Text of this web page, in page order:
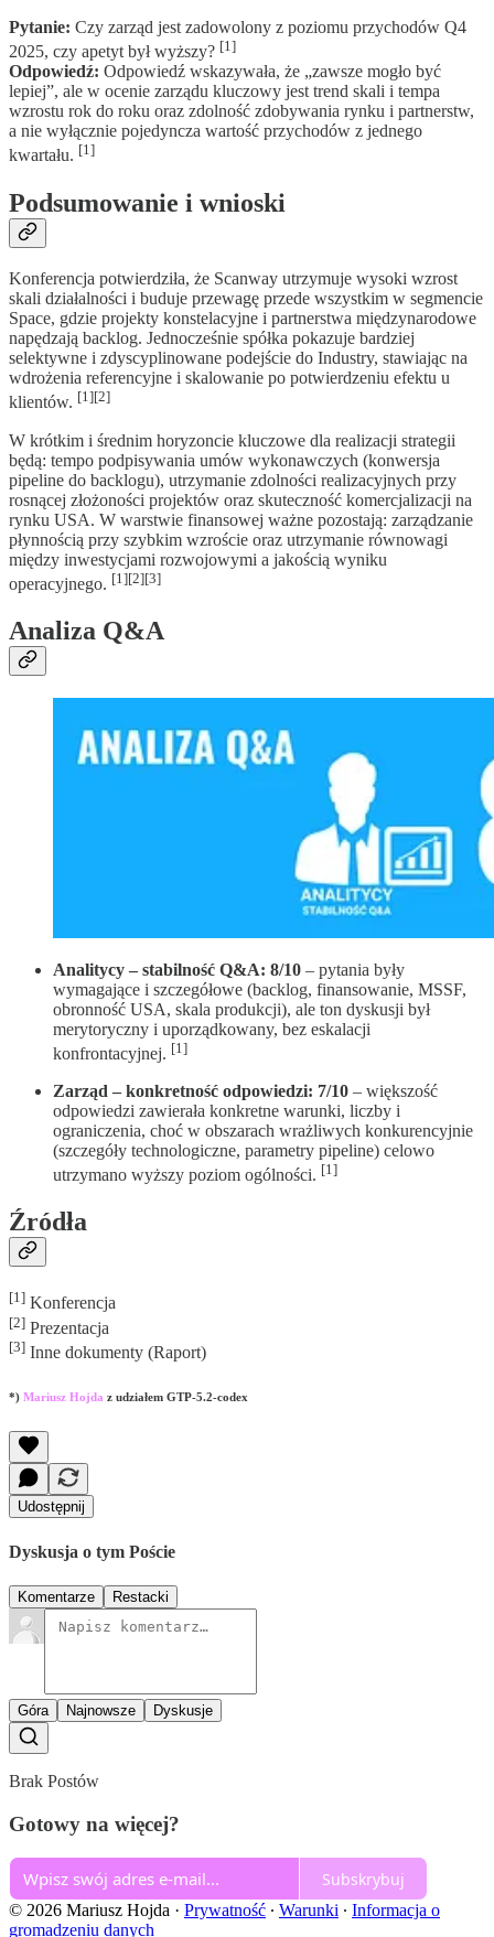
Pytanie: Czy zarząd jest zadowolony z poziomu przychodów Q4
2025, czy apetyt był wyższy? [1]
Odpowiedź: Odpowiedź wskazywała, że „zawsze mogło być
lepiej”, ale w ocenie zarządu kluczowy jest trend skali i tempa
wzrostu rok do roku oraz zdolność zdobywania rynku i partnerstw,
a nie wyłącznie pojedyncza wartość przychodów z jednego
kwartału. [1]
Podsumowanie i wnioski
Konferencja potwierdziła, że Scanway utrzymuje wysoki wzrost
skali działalności i buduje przewagę przede wszystkim w segmencie
Space, gdzie projekty konstelacyjne i partnerstwa międzynarodowe
napędzają backlog. Jednocześnie spółka pokazuje bardziej
selektywne i zdyscyplinowane podejście do Industry, stawiając na
wdrożenia referencyjne i skalowanie po potwierdzeniu efektu u
klientów. [1][2]
W krótkim i średnim horyzoncie kluczowe dla realizacji strategii
będą: tempo podpisywania umów wykonawczych (konwersja
pipeline do backlogu), utrzymanie zdolności realizacyjnych przy
rosnącej złożoności projektów oraz skuteczność komercjalizacji na
rynku USA. W warstwie finansowej ważne pozostają: zarządzanie
płynnością przy szybkim wzroście oraz utrzymanie równowagi
między inwestycjami rozwojowymi a jakością wyniku
operacyjnego. [1][2][3]
Analiza Q&A
Analitycy – stabilność Q&A: 8/10 – pytania były
wymagające i szczegółowe (backlog, finansowanie, MSSF,
obronność USA, skala produkcji), ale ton dyskusji był
merytoryczny i uporządkowany, bez eskalacji
konfrontacyjnej. [1]
Zarząd – konkretność odpowiedzi: 7/10 – większość
odpowiedzi zawierała konkretne warunki, liczby i
ograniczenia, choć w obszarach wrażliwych konkurencyjnie
(szczegóły technologiczne, parametry pipeline) celowo
utrzymano wyższy poziom ogólności. [1]
Źródła
[1] Konferencja
[2] Prezentacja
[3] Inne dokumenty (Raport)
*) Mariusz Hojda z udziałem GTP-5.2-codex
Udostępnij
Dyskusja o tym Poście
Komentarze Restacki
Góra Najnowsze Dyskusje
Brak Postów
Gotowy na więcej?
Subskrybuj
© 2026 Mariusz Hojda · Prywatność ∙ Warunki ∙ Informacja o
gromadzeniu danych